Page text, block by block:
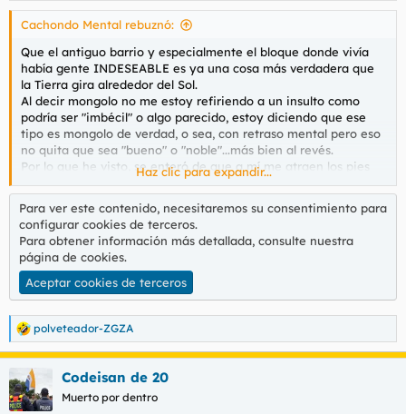
Cachondo Mental rebuznó:
Que el antiguo barrio y especialmente el bloque donde vivía
había gente INDESEABLE es ya una cosa más verdadera que
la Tierra gira alrededor del Sol.
Al decir mongolo no me estoy refiriendo a un insulto como
podría ser "imbécil" o algo parecido, estoy diciendo que ese
tipo es mongolo de verdad, o sea, con retraso mental pero eso
no quita que sea "bueno" o "noble"...más bien al revés.
Por lo que he visto, se enteró de que a mí me atraen los pies
de las chicas y me ha cogido manía. Le pude ver gritando
como cabreado delante de la panadería de la esquina (donde
hay un maldito panadero que no trago) diciendo "a ese le
gustan los pies" y después cosas como "te juro" o "te juro
que...".
Ganas me han entrado de enfrentarme con esa mierda de tipo
pero no quiero tener problemas, ahi en ese maldito sitio son
casi todos cómplices entre ellos y las marujas son unas
chivatas con lenguas de serpiente...por ser viejas y FEAS.
Me largué de ese barrio buscando encontrar un sitio menos
hostil hacia mí pero es curioso comprobar cómo hasta los
mongolos llevan el control de tu vida.
Haz clic para expandir...
Para ver este contenido, necesitaremos su consentimiento para
configurar cookies de terceros.
Para obtener información más detallada, consulte nuestra
página de cookies.
Aceptar cookies de terceros
R
e
a
c
c
i
polveteador-ZGZA
Codeisan de 20
Muerto por dentro